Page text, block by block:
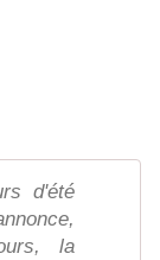
d'été
la